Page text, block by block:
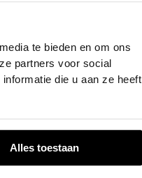
te bieden en om ons
partners voor social
die u aan ze heeft
Alles toestaan
for more information).